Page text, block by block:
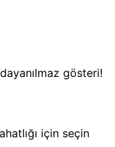
gösteri!
için seçin